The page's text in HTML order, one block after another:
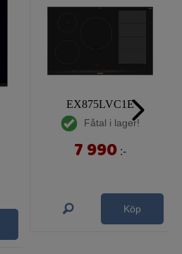
EX875LVC1E
Fåtal i lager!
7 990 :-
Köp